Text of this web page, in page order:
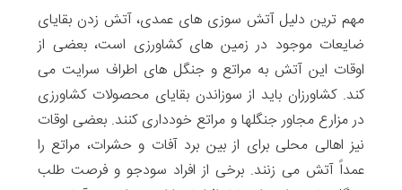
مهم ترین دلیل آتش سوزی های عمدی، آتش زدن بقایای
ضایعات موجود در زمین های کشاورزی است، بعضی از
اوقات این آتش به مراتع و جنگل های اطراف سرایت می
کند. کشاورزان باید از سوزاندن بقایای محصولات کشاورزی
در مزارع مجاور جنگل­ها و مراتع خودداری کنند. بعضی اوقات
نیز اهالی محلی برای از بین برد آفات و حشرات، مراتع را
عمداً آتش می زنند. برخی از افراد سودجو و فرصت طلب